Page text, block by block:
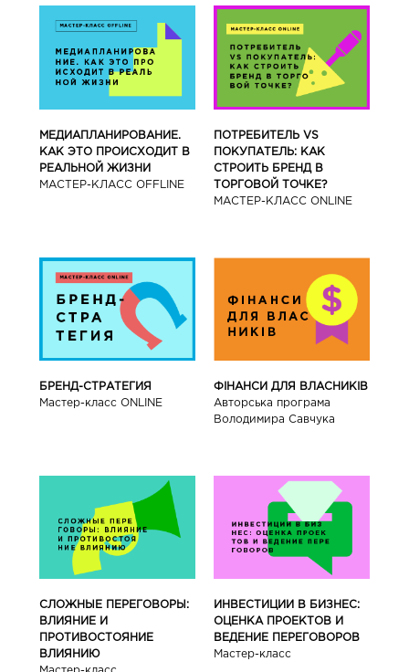
МЕДИАПЛАНИРОВАНИЕ.
КАК ЭТО ПРОИСХОДИТ В
РЕАЛЬНОЙ ЖИЗНИ
МАСТЕР-КЛАСС OFFLINE
ПОТРЕБИТЕЛЬ VS
ПОКУПАТЕЛЬ: КАК
СТРОИТЬ БРЕНД В
ТОРГОВОЙ ТОЧКЕ?
МАСТЕР-КЛАСС ONLINE
БРЕНД-СТРАТЕГИЯ
Мастер-класс ONLINE
ФІНАНСИ ДЛЯ ВЛАСНИКІВ
Авторська програма
Володимира Савчука
СЛОЖНЫЕ ПЕРЕГОВОРЫ:
ВЛИЯНИЕ И
ПРОТИВОСТОЯНИЕ
ВЛИЯНИЮ
ИНВЕСТИЦИИ В БИЗНЕС:
ОЦЕНКА ПРОЕКТОВ И
ВЕДЕНИЕ ПЕРЕГОВОРОВ
Мастер-класс